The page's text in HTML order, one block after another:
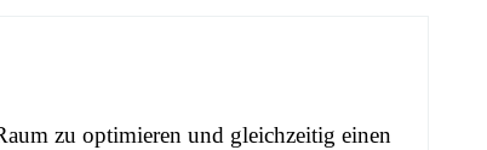
zu optimieren und gleichzeitig einen